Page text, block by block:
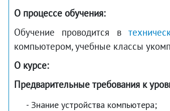
О процессе обучения:
Обучение проводится в
компьютером, учебные классы
О курсе:
Предварительные требования к
Знание устройства компьютера;